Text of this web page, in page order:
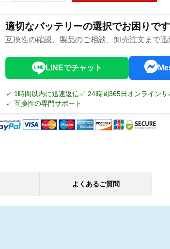
適切なバッテリーの選択でお困りで
互換性の確認、製品のご相談、卸売注文まで迅
LINEでチャット
✓ 1時間以内に迅速返信✓ 24時間365日オンラインサ
✓ 互換性の専門サポート
よくあるご質問